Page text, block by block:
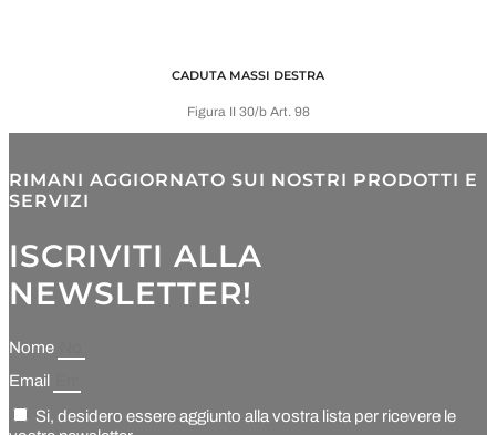
CADUTA MASSI DESTRA
Figura II 30/b Art. 98
RIMANI AGGIORNATO SUI NOSTRI PRODOTTI E
SERVIZI
ISCRIVITI ALLA
NEWSLETTER!
Nome
Email
Si, desidero essere aggiunto alla vostra lista per ricevere le